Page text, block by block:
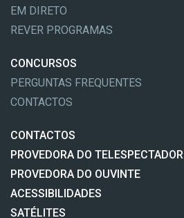
EM DIRETO
REVER PROGRAMAS
CONCURSOS
PERGUNTAS FREQUENTES
CONTACTOS
CONTACTOS
PROVEDORA DO TELESPECTADOR
PROVEDORA DO OUVINTE
ACESSIBILIDADES
SATÉLITES